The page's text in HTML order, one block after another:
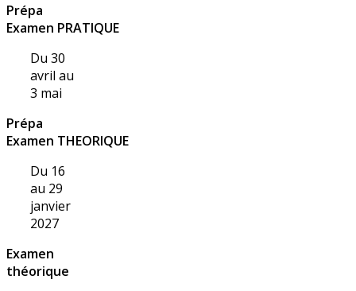
Prépa
Examen PRATIQUE
Du 30
avril au
3 mai
Prépa
Examen THEORIQUE
Du 16
au 29
janvier
2027
Examen
théorique